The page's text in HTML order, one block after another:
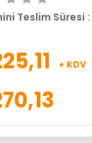
Teslim Süresi :
+ KDV